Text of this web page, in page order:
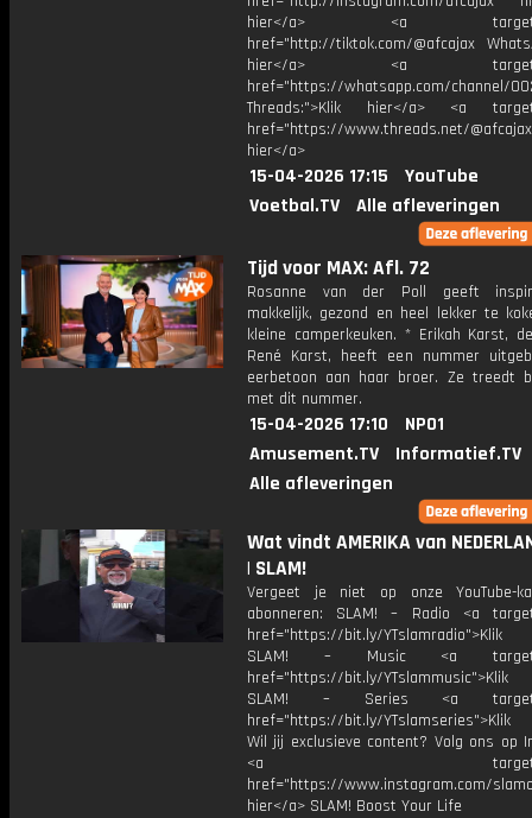
hier</a> <a
href="http://tiktok.com/@afcajax
hier</a> <a
href="https://whatsapp.com/channel/
Threads:">Klik hier</a> <a
href="https://www.threads.net/
hier</a>
15-04-2026 17:15
YouTube
Voetbal.TV
Alle afleveringen
Tijd voor MAX: Afl. 72
Rosanne van der Poll geeft
makkelijk, gezond en heel lekker te
kleine camperkeuken. * Erikah Karst,
René Karst, heeft een nummer
eerbetoon aan haar broer. Ze treedt
met dit nummer.
15-04-2026 17:10
NPO1
Amusement.TV
Informatief.TV
Alle afleveringen
Wat vindt AMERIKA van
| SLAM!
Vergeet je niet op onze YouTube-
abonneren: SLAM! – Radio <a
href="https://bit.ly/
SLAM! – Music <a
href="https://bit.ly/
SLAM! – Series <a
href="https://bit.ly/
Wil jij exclusieve content? Volg ons op
<a
href="https://www.instagram.com/
hier</a> SLAM! Boost Your Life